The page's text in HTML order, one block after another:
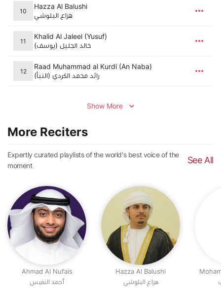
10
Hazza Al Balushi
هزاع البلوشي
11
Khalid Al Jaleel (Yusuf)
خالد الجليل (يوسف)
12
Raad Muhammad al Kurdi (An Naba)
رائد محمد الكردي (النبأ)
Show More
More Reciters
Expertly curated playlists of the world's best voice of the
moment
See All
Ahmad Al Nufais
أحمد النفيس
Hazza Al Balushi
هزاع البلوشي